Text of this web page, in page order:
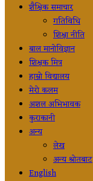
शैक्षिक समाचार
गतिविधि
शिक्षा नीति
बाल मानोविज्ञान
शिक्षक मित्र
हाम्रो विद्यालय
मेरो कलम
अशल अभिभावक
कुराकानी
अन्य
लेख
अन्य श्रोतबाट
English